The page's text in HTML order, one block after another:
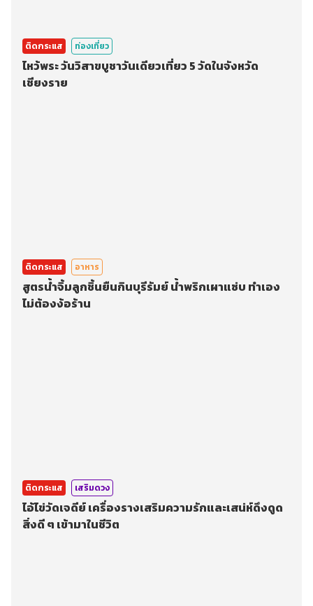
ติดกระแส ท่องเที่ยว
ไหว้พระ วันวิสาขบูชาวันเดียวเที่ยว 5 วัดในจังหวัด
เชียงราย
ติดกระแส อาหาร
สูตรน้ำจิ้มลูกชิ้นยืนกินบุรีรัมย์ น้ำพริกเผาแซ่บ ทำเอง
ไม่ต้องง้อร้าน
ติดกระแส เสริมดวง
ไอ้ไข่วัดเจดีย์ เครื่องรางเสริมความรักและเสน่ห์ดึงดูด
สิ่งดี ๆ เข้ามาในชีวิต